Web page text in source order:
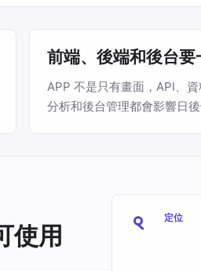
前端、後端和後台要
APP 不是只有畫面，API、資
分析和後台管理都會影響日後
使用
定位